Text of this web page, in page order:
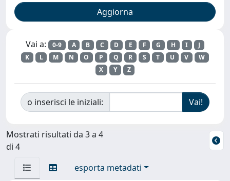
Vai a: 0-9 A B C D E F G H I
J
K
L M N O P Q R S T U V
W
X
Y Z
o inserisci le iniziali:
Mostrati risultati da 3 a 4
di 4
esporta metadati